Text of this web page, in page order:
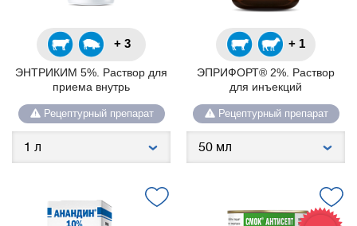
+ 3
ЭНТРИКИМ 5%. Раствор для
приема внутрь
Рецептурный препарат
+ 1
ЭПРИФОРТ® 2%. Раствор
для инъекций
Рецептурный препарат